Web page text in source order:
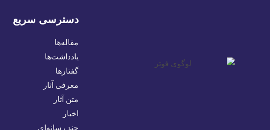
ما هو نقيض المجتمع الشيوعي؟
دسترسی سریع
مقاله‌ها
یادداشت‌ها
گفتارها
معرفی آثار
متن آثار
اخبار
چند رسانه‌ای